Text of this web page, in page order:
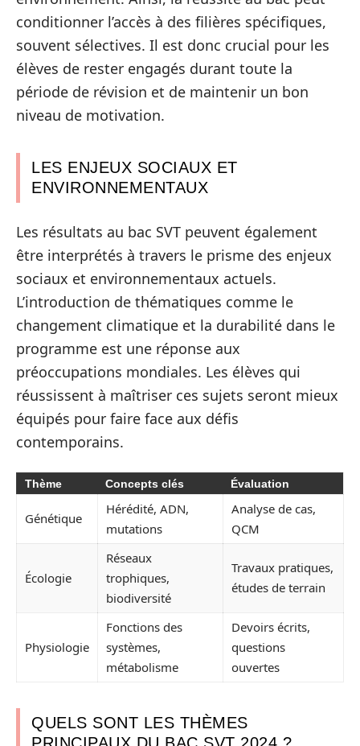
conditionner l’accès à des filières spécifiques,
souvent sélectives. Il est donc crucial pour les
élèves de rester engagés durant toute la
période de révision et de maintenir un bon
niveau de motivation.
LES ENJEUX SOCIAUX ET
ENVIRONNEMENTAUX
Les résultats au bac SVT peuvent également
être interprétés à travers le prisme des enjeux
sociaux et environnementaux actuels.
L’introduction de thématiques comme le
changement climatique et la durabilité dans le
programme est une réponse aux
préoccupations mondiales. Les élèves qui
réussissent à maîtriser ces sujets seront mieux
équipés pour faire face aux défis
contemporains.
Thème Concepts clés Évaluation
Génétique
Hérédité, ADN,
mutations
Analyse de cas,
QCM
Écologie
Réseaux
trophiques,
biodiversité
Travaux pratiques,
études de terrain
Physiologie
Fonctions des
systèmes,
métabolisme
Devoirs écrits,
questions
ouvertes
QUELS SONT LES THÈMES